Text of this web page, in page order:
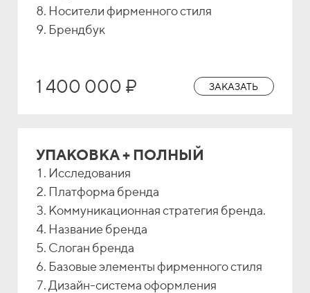
Носители фирменного стиля
Брендбук
1 400 000 ₽ ЗАКАЗАТЬ
УПАКОВКА + ПОЛНЫЙ
Исследования
Платформа бренда
Коммуникационная стратегия бренда.
Название бренда
Слоган бренда
Базовые элементы фирменного стиля
Дизайн-система оформления